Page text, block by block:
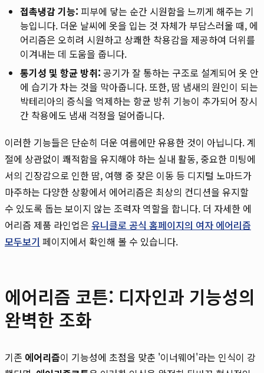
접촉냉감 기능: 피부에 닿는 순간 시원함을 느끼게 해주는 기
능입니다. 더운 날씨에 옷을 입는 것 자체가 부담스러울 때, 에
어리즘은 오히려 시원하고 상쾌한 착용감을 제공하여 더위를
이겨내는 데 도움을 줍니다.
통기성 및 항균 방취: 공기가 잘 통하는 구조로 설계되어 옷 안
에 습기가 차는 것을 막아줍니다. 또한, 땀 냄새의 원인이 되는
박테리아의 증식을 억제하는 항균 방취 기능이 추가되어 장시
간 착용에도 냄새 걱정을 덜어줍니다.
이러한 기능들은 단순히 더운 여름에만 유용한 것이 아닙니다. 계
절에 상관없이 쾌적함을 유지해야 하는 실내 활동, 중요한 미팅에
서의 긴장감으로 인한 땀, 여행 중 잦은 이동 등 디지털 노마드가
마주하는 다양한 상황에서 에어리즘은 최상의 컨디션을 유지할
수 있도록 돕는 보이지 않는 조력자 역할을 합니다. 더 자세한 에
어리즘 제품 라인업은 유니클로 공식 홈페이지의 여자 에어리즘
모두보기 페이지에서 확인해 볼 수 있습니다.
에어리즘 코튼: 디자인과 기능성의
완벽한 조화
기존 에어리즘이 기능성에 초점을 맞춘 '이너웨어'라는 인식이 강